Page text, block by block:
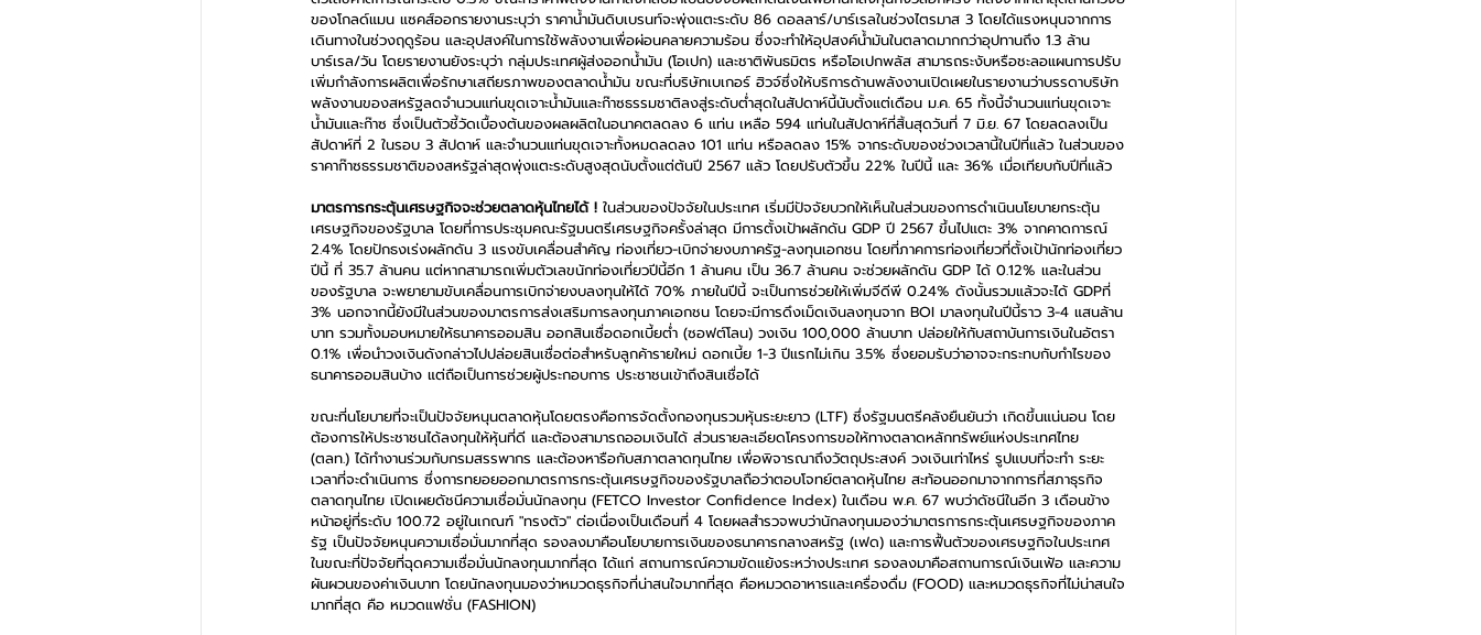
ของโกลด์แมน แซคส์ออกรายงานระบุว่า ราคาน้ำมันดิบเบรนท์จะพุ่งแตะระดับ 86 ดอลลาร์/บาร์เรลในช่วงไตรมาส 3 โดยได้แรงหนุนจากการ
เดินทางในช่วงฤดูร้อน และอุปสงค์ในการใช้พลังงานเพื่อผ่อนคลายความร้อน ซึ่งจะทำให้อุปสงค์น้ำมันในตลาดมากกว่าอุปทานถึง 1.3 ล้าน
บาร์เรล/วัน โดยรายงานยังระบุว่า กลุ่มประเทศผู้ส่งออกน้ำมัน (โอเปก) และชาติพันธมิตร หรือโอเปกพลัส สามารถระงับหรือชะลอแผนการปรับ
เพิ่มกำลังการผลิตเพื่อรักษาเสถียรภาพของตลาดน้ำมัน ขณะที่บริษัทเบเกอร์ ฮิวจ์ซึ่งให้บริการด้านพลังงานเปิดเผยในรายงานว่าบรรดาบริษัท
พลังงานของสหรัฐลดจำนวนแท่นขุดเจาะน้ำมันและก๊าซธรรมชาติลงสู่ระดับต่ำสุดในสัปดาห์นี้นับตั้งแต่เดือน ม.ค. 65 ทั้งนี้จำนวนแท่นขุดเจาะ
น้ำมันและก๊าซ ซึ่งเป็นตัวชี้วัดเบื้องต้นของผลผลิตในอนาคตลดลง 6 แท่น เหลือ 594 แท่นในสัปดาห์ที่สิ้นสุดวันที่ 7 มิ.ย. 67 โดยลดลงเป็น
สัปดาห์ที่ 2 ในรอบ 3 สัปดาห์ และจำนวนแท่นขุดเจาะทั้งหมดลดลง 101 แท่น หรือลดลง 15% จากระดับของช่วงเวลานี้ในปีที่แล้ว ในส่วนของ
ราคาก๊าซธรรมชาติของสหรัฐล่าสุดพุ่งแตะระดับสูงสุดนับตั้งแต่ต้นปี 2567 แล้ว โดยปรับตัวขึ้น 22% ในปีนี้ และ 36% เมื่อเทียบกับปีที่แล้ว
มาตรการกระตุ้นเศรษฐกิจจะช่วยตลาดหุ้นไทยได้ ! ในส่วนของปัจจัยในประเทศ เริ่มมีปัจจัยบวกให้เห็นในส่วนของการดำเนินนโยบายกระตุ้น
เศรษฐกิจของรัฐบาล โดยที่การประชุมคณะรัฐมนตรีเศรษฐกิจครั้งล่าสุด มีการตั้งเป้าผลักดัน GDP ปี 2567 ขึ้นไปแตะ 3% จากคาดการณ์
2.4% โดยปักธงเร่งผลักดัน 3 แรงขับเคลื่อนสำคัญ ท่องเที่ยว-เบิกจ่ายงบภาครัฐ-ลงทุนเอกชน โดยที่ภาคการท่องเที่ยวที่ตั้งเป้านักท่องเที่ยว
ปีนี้ ที่ 35.7 ล้านคน แต่หากสามารถเพิ่มตัวเลขนักท่องเที่ยวปีนี้อีก 1 ล้านคน เป็น 36.7 ล้านคน จะช่วยผลักดัน GDP ได้ 0.12% และในส่วน
ของรัฐบาล จะพยายามขับเคลื่อนการเบิกจ่ายงบลงทุนให้ได้ 70% ภายในปีนี้ จะเป็นการช่วยให้เพิ่มจีดีพี 0.24% ดังนั้นรวมแล้วจะได้ GDPที่
3% นอกจากนี้ยังมีในส่วนของมาตรการส่งเสริมการลงทุนภาคเอกชน โดยจะมีการดึงเม็ดเงินลงทุนจาก BOI มาลงทุนในปีนี้ราว 3-4 แสนล้าน
บาท รวมทั้งมอบหมายให้ธนาคารออมสิน ออกสินเชื่อดอกเบี้ยต่ำ (ซอฟต์โลน) วงเงิน 100,000 ล้านบาท ปล่อยให้กับสถาบันการเงินในอัตรา
0.1% เพื่อนำวงเงินดังกล่าวไปปล่อยสินเชื่อต่อสำหรับลูกค้ารายใหม่ ดอกเบี้ย 1-3 ปีแรกไม่เกิน 3.5% ซึ่งยอมรับว่าอาจจะกระทบกับกำไรของ
ธนาคารออมสินบ้าง แต่ถือเป็นการช่วยผู้ประกอบการ ประชาชนเข้าถึงสินเชื่อได้
ขณะที่นโยบายที่จะเป็นปัจจัยหนุนตลาดหุ้นโดยตรงคือการจัดตั้งกองทุนรวมหุ้นระยะยาว (LTF) ซึ่งรัฐมนตรีคลังยืนยันว่า เกิดขึ้นแน่นอน โดย
ต้องการให้ประชาชนได้ลงทุนให้หุ้นที่ดี และต้องสามารถออมเงินได้ ส่วนรายละเอียดโครงการขอให้ทางตลาดหลักทรัพย์แห่งประเทศไทย
(ตลท.) ได้ทำงานร่วมกับกรมสรรพากร และต้องหารือกับสภาตลาดทุนไทย เพื่อพิจารณาถึงวัตถุประสงค์ วงเงินเท่าไหร่ รูปแบบที่จะทำ ระยะ
เวลาที่จะดำเนินการ ซึ่งการทยอยออกมาตรการกระตุ้นเศรษฐกิจของรัฐบาลถือว่าตอบโจทย์ตลาดหุ้นไทย สะท้อนออกมาจากการที่สภาธุรกิจ
ตลาดทุนไทย เปิดเผยดัชนีความเชื่อมั่นนักลงทุน (FETCO Investor Confidence Index) ในเดือน พ.ค. 67 พบว่าดัชนีในอีก 3 เดือนข้าง
หน้าอยู่ที่ระดับ 100.72 อยู่ในเกณฑ์ "ทรงตัว" ต่อเนื่องเป็นเดือนที่ 4 โดยผลสำรวจพบว่านักลงทุนมองว่ามาตรการกระตุ้นเศรษฐกิจของภาค
รัฐ เป็นปัจจัยหนุนความเชื่อมั่นมากที่สุด รองลงมาคือนโยบายการเงินของธนาคารกลางสหรัฐ (เฟด) และการฟื้นตัวของเศรษฐกิจในประเทศ
ในขณะที่ปัจจัยที่ฉุดความเชื่อมั่นนักลงทุนมากที่สุด ได้แก่ สถานการณ์ความขัดแย้งระหว่างประเทศ รองลงมาคือสถานการณ์เงินเฟ้อ และความ
ผันผวนของค่าเงินบาท โดยนักลงทุนมองว่าหมวดธุรกิจที่น่าสนใจมากที่สุด คือหมวดอาหารและเครื่องดื่ม (FOOD) และหมวดธุรกิจที่ไม่น่าสนใจ
มากที่สุด คือ หมวดแฟชั่น (FASHION)